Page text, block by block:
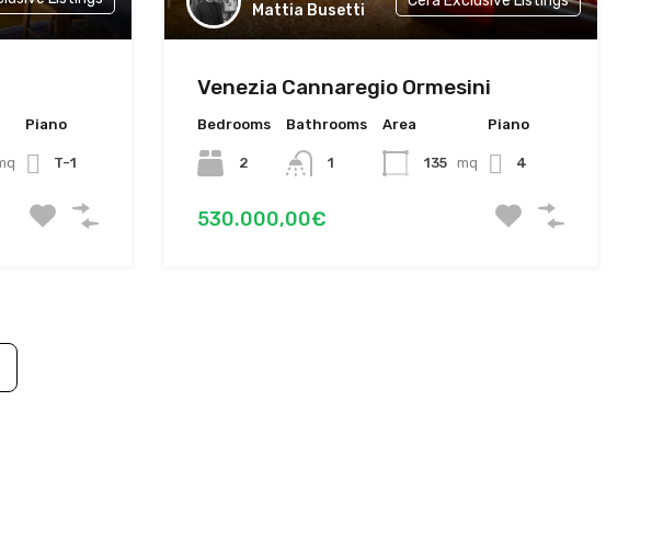
Piano
T-1
Mattia Busetti
Venezia Cannaregio Ormesini
Bedrooms
2
Bathrooms
1
Area
135 mq
Piano
4
530.000,00€